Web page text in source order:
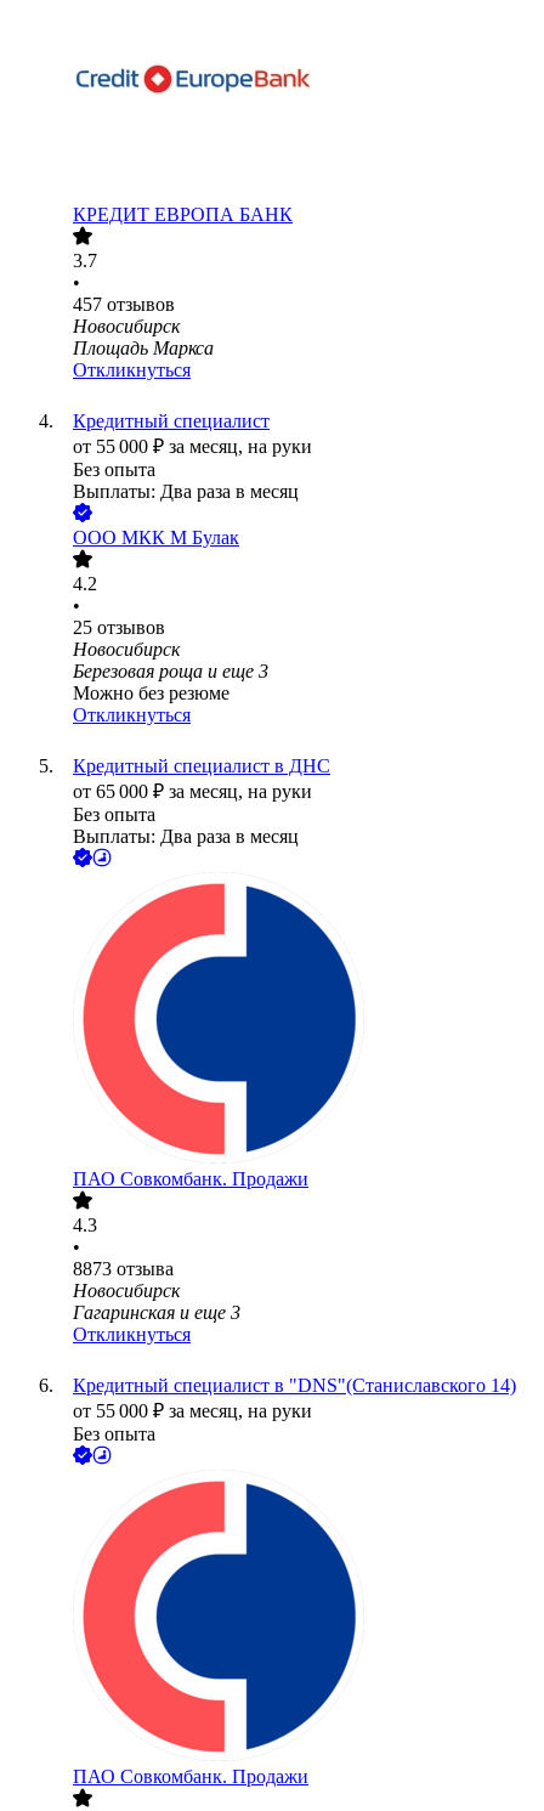
КРЕДИТ ЕВРОПА БАНК
3.7
•
457 отзывов
Новосибирск
Площадь Маркса
Откликнуться
Кредитный специалист
от 55 000 ₽ за месяц, на руки
Без опыта
Выплаты: Два раза в месяц
ООО МКК М Булак
4.2
•
25 отзывов
Новосибирск
Березовая роща и еще 3
Можно без резюме
Откликнуться
Кредитный специалист в ДНС
от 65 000 ₽ за месяц, на руки
Без опыта
Выплаты: Два раза в месяц
ПАО Совкомбанк. Продажи
4.3
•
8873 отзыва
Новосибирск
Гагаринская и еще 3
Откликнуться
Кредитный специалист в "DNS"(Станиславского 14)
от 55 000 ₽ за месяц, на руки
Без опыта
ПАО Совкомбанк. Продажи